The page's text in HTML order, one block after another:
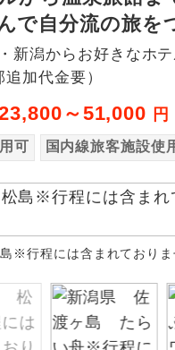
で自分流の旅を
新潟からお好きなホ
加代金要）
～51,000 円
可 国内線旅客施設使
※行程には含まれておりま
：大人580円、子供
ド乗
バスガイドが乗務
があります。
産
ユネスコに登録さ
然遺産を訪ねるコ
絶景スポットに立
温泉地にも宿泊す
呂
ご宿泊ホテルに露
す。